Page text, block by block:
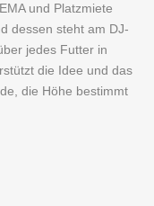
und Platzmiete
dessen steht am DJ-
jedes Futter in
die Idee und das
die Höhe bestimmt